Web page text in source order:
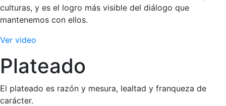
culturas, y es el logro más visible del diálogo que
mantenemos con ellos.
Ver video
Plateado
El plateado es razón y mesura, lealtad y franqueza de
carácter.